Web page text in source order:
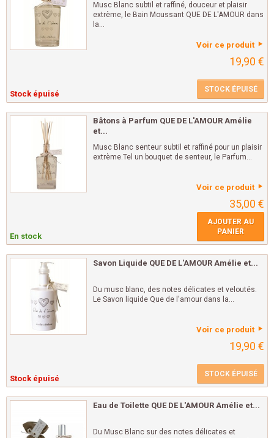
Musc Blanc subtil et raffiné, douceur et plaisir
extrème, le Bain Moussant QUE DE L'AMOUR dans
la...
Voir ce produit
19,90 €
Stock épuisé STOCK ÉPUISÉ
Bâtons à Parfum QUE DE L'AMOUR Amélie
et...
Musc Blanc senteur subtil et raffiné pour un plaisir
extrème.Tel un bouquet de senteur, le Parfum...
Voir ce produit
35,00 €
En stock
AJOUTER AU
PANIER
Savon Liquide QUE DE L'AMOUR Amélie et...
Du musc blanc, des notes délicates et veloutés.
Le Savon liquide Que de l'amour dans la...
Voir ce produit
19,90 €
Stock épuisé STOCK ÉPUISÉ
Eau de Toilette QUE DE L'AMOUR Amélie et...
Du Musc Blanc sur des notes délicates et